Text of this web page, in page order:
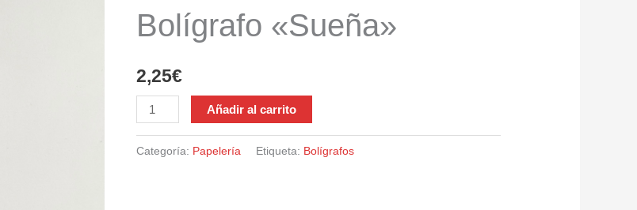
Bolígrafo «Sueña»
2,25€
Bolígrafo
«Sueña»
cantidad
Añadir al carrito
Categoría: Papelería Etiqueta: Bolígrafos